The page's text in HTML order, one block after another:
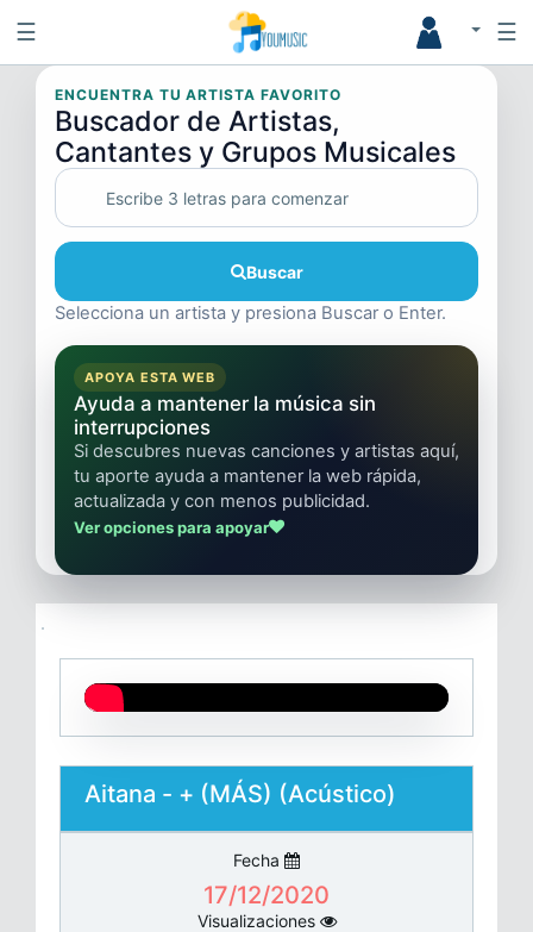
☰ ☰
ENCUENTRA TU ARTISTA FAVORITO
Buscador de Artistas,
Cantantes y Grupos Musicales
Buscar
Selecciona un artista y presiona Buscar o Enter.
APOYA ESTA WEB
Ayuda a mantener la música sin
interrupciones
Si descubres nuevas canciones y artistas aquí,
tu aporte ayuda a mantener la web rápida,
actualizada y con menos publicidad.
Ver opciones para apoyar
Aitana - + (MÁS) (Acústico)
Fecha
17/12/2020
Visualizaciones